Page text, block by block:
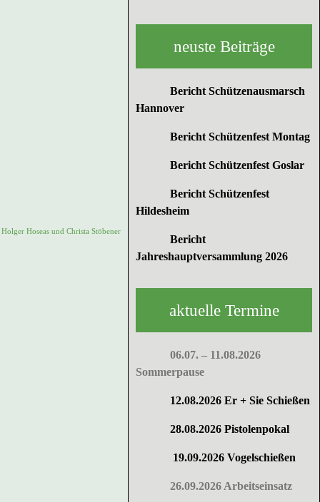
Hoseas und Christa Stöbener
neuste Beiträge
Bericht Schützenausmarsch
Hannover
Bericht Schützenfest Montag
Bericht Schützenfest Goslar
Bericht Schützenfest
Hildesheim
Bericht
Jahreshauptversammlung 2026
aktuelle Termine
06.07. – 11.08.2026
Sommerpause
12.08.2026 Er + Sie Schießen
28.08.2026 Pistolenpokal
19.09.2026 Vogelschießen
26.09.2026 Arbeitseinsatz